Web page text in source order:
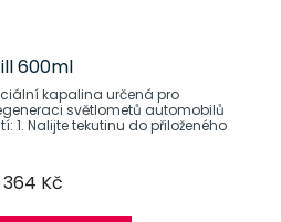
600ml
kapalina určená pro
světlometů automobilů
364 Kč